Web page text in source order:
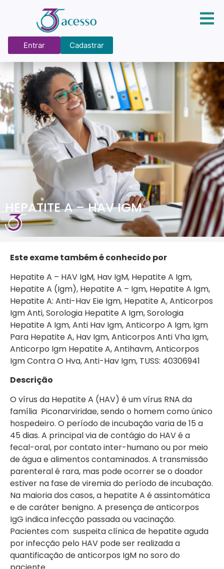
Entrar Cadastrar
HEPATITE A – HAV IGM
Este exame também é conhecido por
Hepatite A – HAV IgM, Hav IgM, Hepatite A Igm,
Hepatite A (Igm), Hepatite A – Igm, Hepatite A Igm,
Hepatite A: Anti-Hav Eie Igm, Hepatite A, Anticorpos
Igm Anti, Sorologia Hepatite A Igm, Sorologia
Hepatite A Igm, Anti Hav Igm, Anticorpo A Igm, Igm
Para Hepatite A, Hav Igm, Anticorpos Anti Vha Igm,
Anticorpo Igm Hepatite A, Antihavm, Anticorpos
Igm Contra O Hva, Anti-Hav Igm, TUSS: 40306941
Descrição
O vírus da Hepatite A (HAV) é um vírus RNA da
família Piconarviridae, sendo o homem como único
hospedeiro. O período de incubação varia de 15 a
45 dias. A principal via de contágio do HAV é a
fecal-oral, por contato inter-humano ou por meio
de água e alimentos contaminados. A transmissão
parenteral é rara, mas pode ocorrer se o doador
estiver na fase de viremia do período de incubação.
Na maioria dos casos, a hepatite A é assintomática
e de caráter benigno. A presença de anticorpos
IgG indica infecção passada ou vacinação.
Pacientes com suspeita clínica de hepatite aguda
por infecção pelo HAV pode ser realizada a
quantificação de anticorpos IgM no soro do